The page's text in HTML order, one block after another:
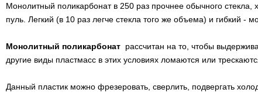
Монолитный поликарбонат в 250 раз прочнее обычного
пуль. Легкий (в 10 раз легче стекла того же объема) и гибкий -
Монолитный поликарбонат рассчитан на то, чтобы
другие виды пластмасс в этих условиях ломаются или
Данный пластик можно фрезеровать, сверлить, подвергать